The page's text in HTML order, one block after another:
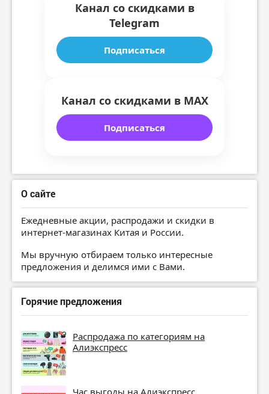
Канал со скидками в
Telegram
Подписаться
Канал со скидками в MAX
Подписаться
О сайте
Ежедневные акции, распродажи и скидки в
интернет-магазинах Китая и России.
Мы вручную отбираем только интересные
предложения и делимся ими с Вами.
Горячие предложения
Распродажа по категориям на
Алиэкспресс
Час выгоды на Алиэкспресс